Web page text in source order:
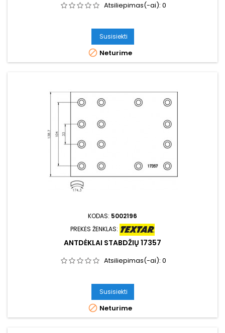
Atsiliepimas(-ai): 0
Susisiekti
 Neturime
KODAS: 5002196
PREKĖS ŽENKLAS:
ANTDĖKLAI STABDŽIŲ 17357
Atsiliepimas(-ai): 0
Susisiekti
 Neturime